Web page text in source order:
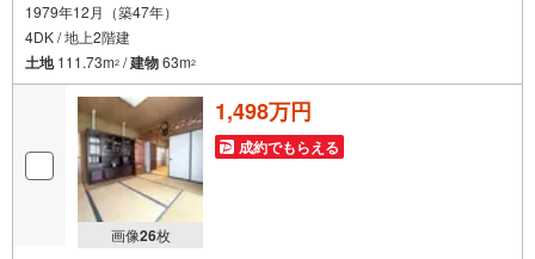
1979年12月（築47年）
4DK / 地上2階建
土地111.73m2 /建物63m2
画像26枚
1,498万円
成約でもらえる